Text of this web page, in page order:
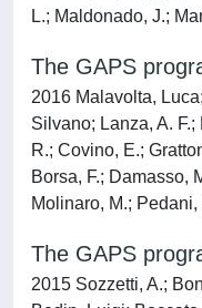
L.; Maldonado, J.;
The GAPS
2016 Malavolta,
Silvano; Lanza, A.
R.; Covino, E.;
Borsa, F.; Damasso,
Molinaro, M.;
The GAPS
2015 Sozzetti, A.;